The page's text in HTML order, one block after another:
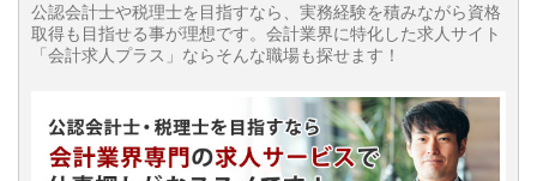
公認会計士や税理士を目指すなら、実務経験を積みながら資格
取得も目指せる事が理想です。会計業界に特化した求人サイト
「会計求人プラス」ならそんな職場も探せます！